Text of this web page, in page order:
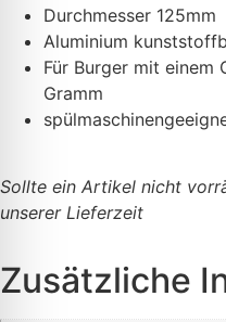
Durchmesser 125mm
Aluminium
Für Burger mit einem
Gramm
Sollte ein Artikel nicht
unserer Lieferzeit
Zusätzliche